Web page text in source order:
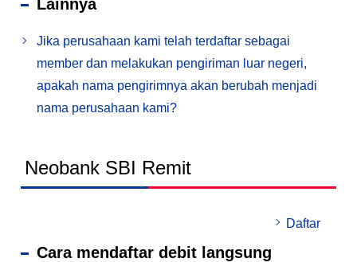
Lainnya
Jika perusahaan kami telah terdaftar sebagai
member dan melakukan pengiriman luar negeri,
apakah nama pengirimnya akan berubah menjadi
nama perusahaan kami?
Neobank SBI Remit
Daftar
Cara mendaftar debit langsung